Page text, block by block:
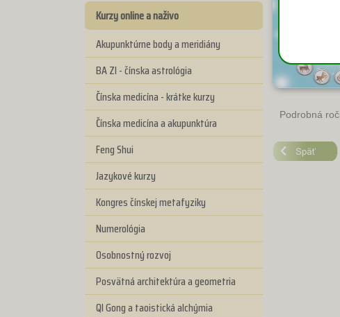
Kurzy online a naživo
Akupunktúrne body a meridiány
BA ZI - čínska astrológia
Čínska medicína - krátke kurzy
Čínska medicína a akupunktúra
Feng Shui
Jazykové kurzy
Kongres čínskej metafyziky
Numerológia
Osobnostný rozvoj
Posvätná architektúra a geometria
QI Gong a taoistická alchýmia
Podrobná